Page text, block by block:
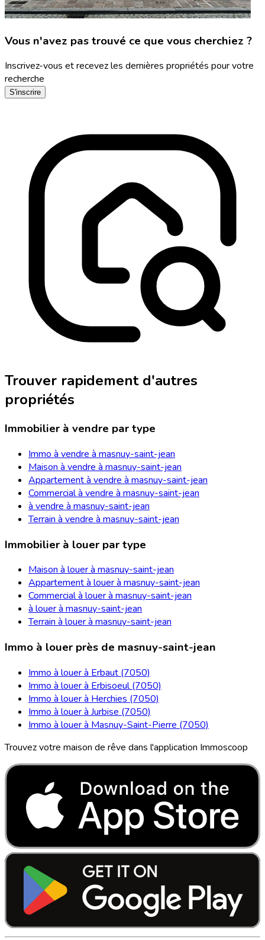
Vous n'avez pas trouvé ce que vous cherchiez ?
Inscrivez-vous et recevez les dernières propriétés pour votre
recherche
S'inscrire
Trouver rapidement d'autres
propriétés
Immobilier à vendre par type
Immo à vendre à masnuy-saint-jean
Maison à vendre à masnuy-saint-jean
Appartement à vendre à masnuy-saint-jean
Commercial à vendre à masnuy-saint-jean
à vendre à masnuy-saint-jean
Terrain à vendre à masnuy-saint-jean
Immobilier à louer par type
Maison à louer à masnuy-saint-jean
Appartement à louer à masnuy-saint-jean
Commercial à louer à masnuy-saint-jean
à louer à masnuy-saint-jean
Terrain à louer à masnuy-saint-jean
Immo à louer près de masnuy-saint-jean
Immo à louer à Erbaut (7050)
Immo à louer à Erbisoeul (7050)
Immo à louer à Herchies (7050)
Immo à louer à Jurbise (7050)
Immo à louer à Masnuy-Saint-Pierre (7050)
Trouvez votre maison de rêve dans l'application Immoscoop